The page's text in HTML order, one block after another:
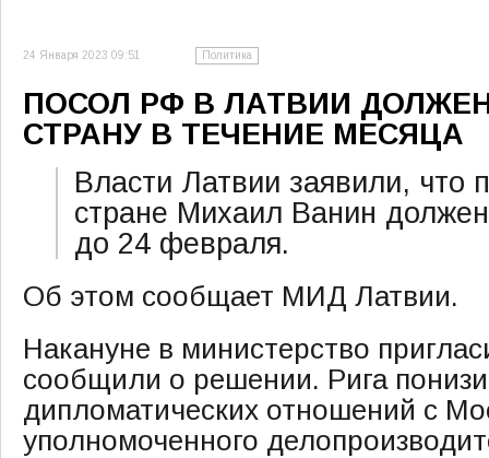
24 Января 2023 09:51 Политика
ПОСОЛ РФ В ЛАТВИИ
СТРАНУ В ТЕЧЕНИЕ МЕСЯЦА
Власти Латвии заявили, что
стране Михаил Ванин
до 24 февраля.
Об этом сообщает МИД Латвии.
Накануне в министерство
сообщили о решении. Рига
дипломатических отношений с
уполномоченного